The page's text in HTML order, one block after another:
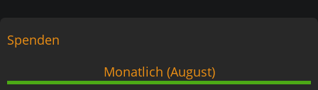
Spenden
Monatlich (August)